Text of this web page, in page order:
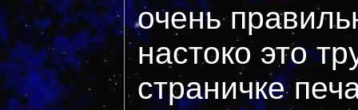
очень
настоко это
страничке